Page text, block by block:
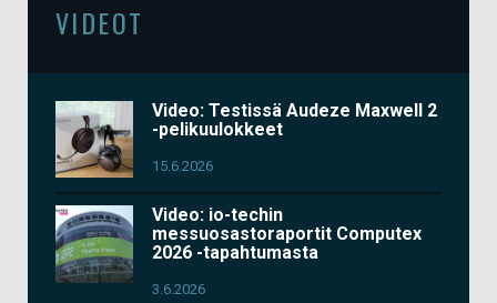
VIDEOT
Video: Testissä Audeze Maxwell 2
-pelikuulokkeet
15.6.2026
Video: io-techin
messuosastoraportit Computex
2026 -tapahtumasta
3.6.2026